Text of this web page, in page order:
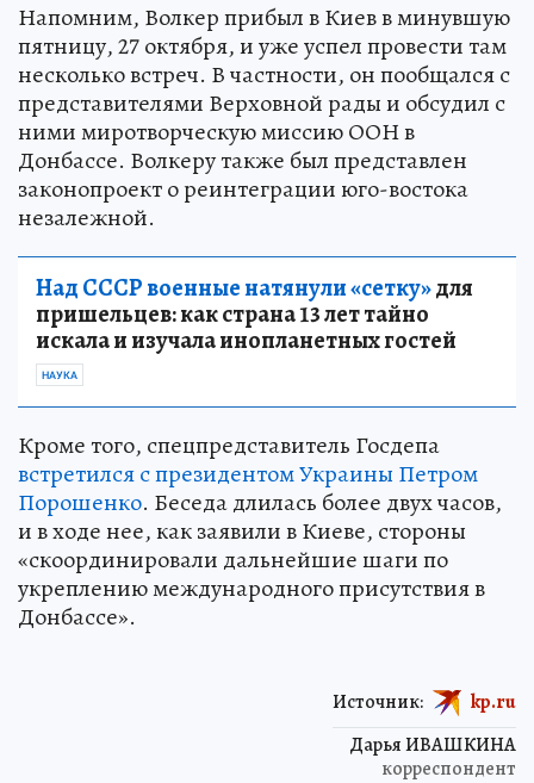
Напомним, Волкер прибыл в Киев в минувшую
пятницу, 27 октября, и уже успел провести там
несколько встреч. В частности, он пообщался с
представителями Верховной рады и обсудил с
ними миротворческую миссию ООН в
Донбассе. Волкеру также был представлен
законопроект о реинтеграции юго-востока
незалежной.
Над СССР военные натянули «сетку»для
пришельцев: как страна 13 лет тайно
искала и изучала инопланетных гостей
НАУКА
Кроме того, спецпредставитель Госдепа
встретился с президентом Украины Петром
Порошенко. Беседа длилась более двух часов,
и в ходе нее, как заявили в Киеве, стороны
«скоординировали дальнейшие шаги по
укреплению международного присутствия в
Донбассе».
Дарья ИВАШКИНА
корреспондент
Источник: kp.ru